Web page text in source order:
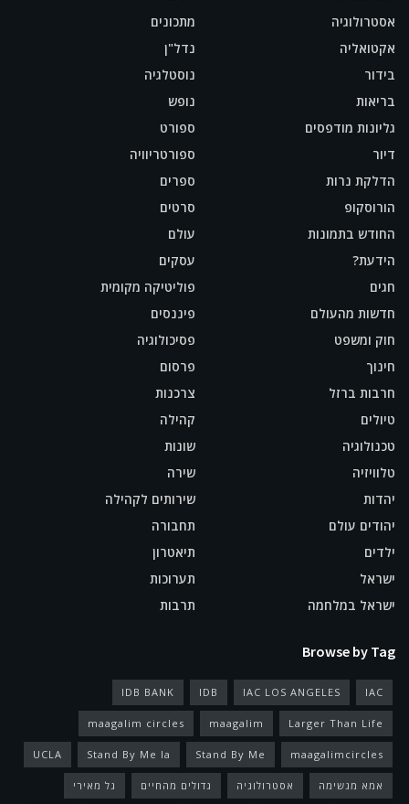
אסטרולוגיה
אקטואליה
בידור
בריאות
גליונות מודפסים
דיור
הדלקת נרות
הורוסקופ
החודש בתמונות
הידעת?
חגים
חדשות מהעולם
חוק ומשפט
חינוך
חרבות ברזל
טיולים
טכנולוגיה
טלוויזיה
יהדות
יהודים עולם
ילדים
ישראל
ישראל במלחמה
מתכונים
נדל"ן
נוסטלגיה
נופש
ספורט
ספורטריוויה
ספרים
סרטים
עולם
עסקים
פוליטיקה מקומית
פיננסים
פסיכולוגיה
פרסום
צרכנות
קהילה
שונות
שירה
שירותים לקהילה
תחבורה
תיאטרון
תערוכות
תרבות
Browse by Tag
IAC
IAC LOS ANGELES
IDB
IDB BANK
Larger Than Life
maagalim
maagalim circles
maagalimcircles
Stand By Me
Stand By Me la
UCLA
אמא מגשימה אסטרולוגיה גדולים מהחיים גל מאירי